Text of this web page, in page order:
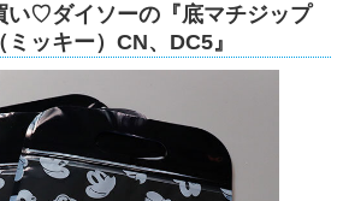
い♡ダイソーの『底マチジップ
ッキー）CN、DC5』